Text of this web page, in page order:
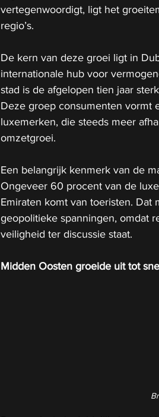
vertegenwoordigt, ligt het
regio’s.
De kern van deze groei ligt in
internationale hub voor
stad is de afgelopen tien jaar
Deze groep consumenten vormt
luxemerken, die steeds meer
omzetgroei.
Een belangrijk kenmerk van de
Ongeveer 60 procent van de
Emiraten komt van toeristen. Dat
geopolitieke spanningen, omdat
veiligheid ter discussie staat.
Midden Oosten groeide uit tot